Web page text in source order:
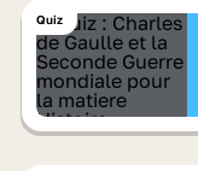
Quiz